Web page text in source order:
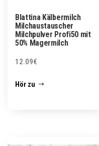
Blattina Kälbermilch
Milchaustauscher
Milchpulver Profi50 mit
50% Magermilch
12.09€
Hör zu